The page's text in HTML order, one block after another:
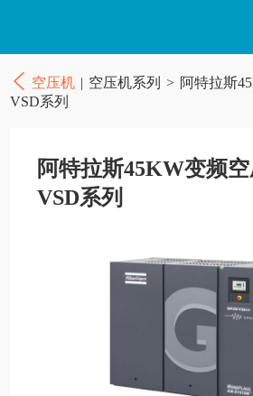
空压机 | 空压机系列 > 阿特拉斯
VSD系列
阿特拉斯45KW变频
VSD系列